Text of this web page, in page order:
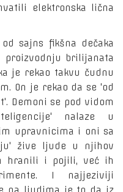
elektronska lična
fikšna dečaka
proizvodnju brilijanata
je rekao takvu čudnu
On je rekao da se 'od
Demoni se pod vidom
nalaze u
upravnicima i oni sa
žive ljude u njihov
hranili i pojili, već ih
I najjeziviji